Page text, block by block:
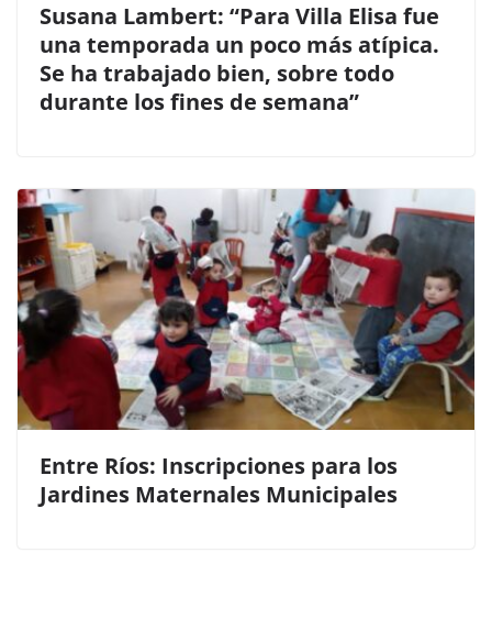
Susana Lambert: “Para Villa Elisa fue
una temporada un poco más atípica.
Se ha trabajado bien, sobre todo
durante los fines de semana”
Entre Ríos: Inscripciones para los
Jardines Maternales Municipales